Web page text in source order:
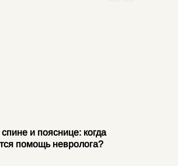
и пояснице: когда
помощь невролога?